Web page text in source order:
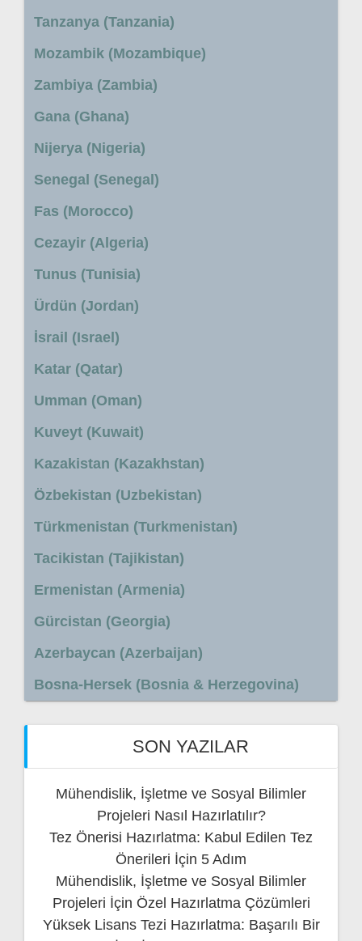
Tanzanya (Tanzania)
Mozambik (Mozambique)
Zambiya (Zambia)
Gana (Ghana)
Nijerya (Nigeria)
Senegal (Senegal)
Fas (Morocco)
Cezayir (Algeria)
Tunus (Tunisia)
Ürdün (Jordan)
İsrail (Israel)
Katar (Qatar)
Umman (Oman)
Kuveyt (Kuwait)
Kazakistan (Kazakhstan)
Özbekistan (Uzbekistan)
Türkmenistan (Turkmenistan)
Tacikistan (Tajikistan)
Ermenistan (Armenia)
Gürcistan (Georgia)
Azerbaycan (Azerbaijan)
Bosna-Hersek (Bosnia & Herzegovina)
SON YAZILAR
Mühendislik, İşletme ve Sosyal Bilimler
Projeleri Nasıl Hazırlatılır?
Tez Önerisi Hazırlatma: Kabul Edilen Tez
Önerileri İçin 5 Adım
Mühendislik, İşletme ve Sosyal Bilimler
Projeleri İçin Özel Hazırlatma Çözümleri
Yüksek Lisans Tezi Hazırlatma: Başarılı Bir